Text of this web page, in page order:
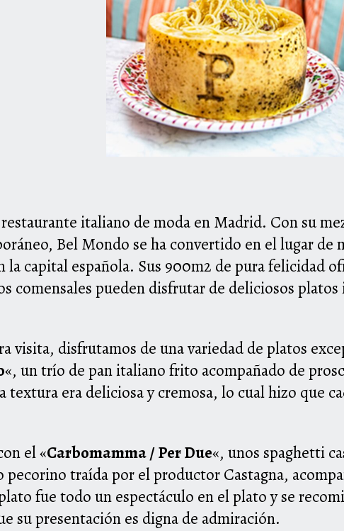
italiano de moda en Madrid. Con su
Bel Mondo se ha convertido en el lugar de
la capital española. Sus 900m2 de pura felicidad
comensales pueden disfrutar de deliciosos
visita, disfrutamos de una variedad de platos
«, un trío de pan italiano frito acompañado de
textura era deliciosa y cremosa, lo cual hizo que
el «Carbomamma / Per Due«, unos spaghetti
pecorino traída por el productor Castagna,
fue todo un espectáculo en el plato y se
su presentación es digna de admiración.